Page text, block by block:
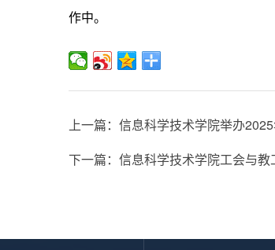
作中。
上一篇：信息科学技术学院举办
下一篇：信息科学技术学院工会与